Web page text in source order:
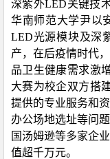
深紫外LED关键技
华南师范大学尹以
LED光源模块及深
产，在后疫情时代
品卫生健康需求激
大赛为校企双方搭
提供的专业服务和
办公场地选址等问
国汤姆逊等多家企
值超千万元。